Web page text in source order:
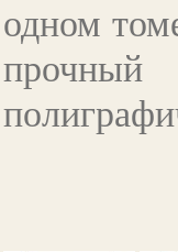
одном
прочный